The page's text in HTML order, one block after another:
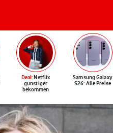
Deal: Netflix
günstiger
bekommen
Samsung Galaxy
S26: Alle Preise